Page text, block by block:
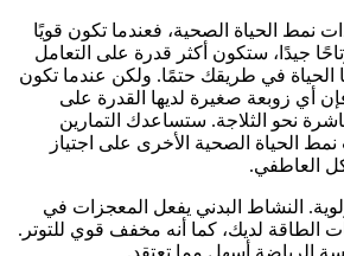
نمط الحياة الصحية، فعندما تكون قويًا
جيدًا، ستكون أكثر قدرة على التعامل
الحياة في طريقك حتمًا. ولكن عندما تكون
أي زوبعة صغيرة لديها القدرة على
نحو الثلاجة. ستساعدك التمارين
نمط الحياة الصحية الأخرى على اجتياز
العاطفي.
النشاط البدني يفعل المعجزات في
لديك، كما أنه مخفف قوي للتوتر.
الرياضة أسهل مما تعتقد.